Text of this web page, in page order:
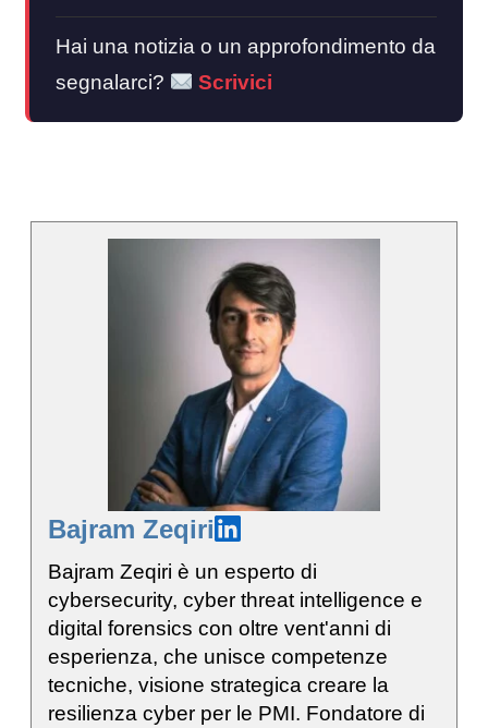
Hai una notizia o un approfondimento da
segnalarci?
Scrivici
Bajram Zeqiri
Bajram Zeqiri è un esperto di
cybersecurity, cyber threat intelligence e
digital forensics con oltre vent'anni di
esperienza, che unisce competenze
tecniche, visione strategica creare la
resilienza cyber per le PMI. Fondatore di